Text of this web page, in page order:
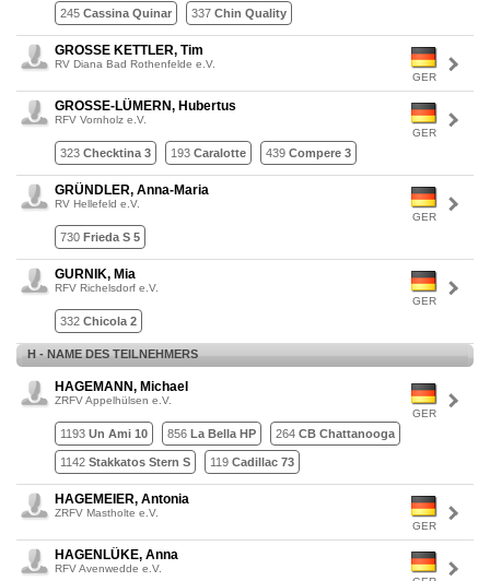
245 Cassina Quinar 337 Chin Quality
GER
GROSSE KETTLER, Tim
RV Diana Bad Rothenfelde e.V.
GER
GROSSE-LÜMERN, Hubertus
RFV Vornholz e.V.
323 Checktina 3 193 Caralotte 439 Compere 3
GER
GRÜNDLER, Anna-Maria
RV Hellefeld e.V.
730 Frieda S 5
GER
GURNIK, Mia
RFV Richelsdorf e.V.
332 Chicola 2
H - NAME DES TEILNEHMERS
GER
HAGEMANN, Michael
ZRFV Appelhülsen e.V.
1193 Un Ami 10 856 La Bella HP 264 CB Chattanooga
1142 Stakkatos Stern S 119 Cadillac 73
GER
HAGEMEIER, Antonia
ZRFV Mastholte e.V.
HAGENLÜKE, Anna
RFV Avenwedde e.V.